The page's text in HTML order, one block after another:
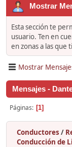
Mostrar
Esta sección te
usuario. Ten en
en zonas a las que
Mostrar
Mensajes -
Páginas 1
Conductores /
Conducción de